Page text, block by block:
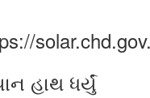
હાથ ધર્યું